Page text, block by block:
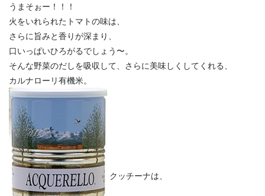
うまそぉー！！！
火をいれられたトマトの味は、
さらに旨みと香りが深まり、
口いっぱいひろがるでしょう〜。
そんな野菜のだしを吸収して、さらに美味しくしてくれる、
カルナローリ有機米。
クッチーナは、